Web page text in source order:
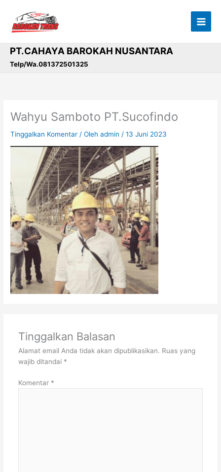
konten
PT.CAHAYA BAROKAH NUSANTARA
Telp/Wa.081372501325
Wahyu Samboto PT.Sucofindo
Tinggalkan Komentar / Olehadmin /13 Juni 2023
Tinggalkan Balasan
Alamat email Anda tidak akan dipublikasikan. Ruas yang
wajib ditandai *
Komentar *